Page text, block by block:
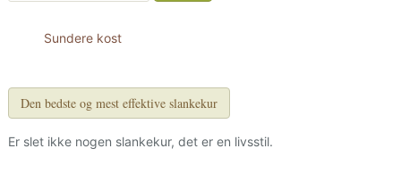
Sundere kost
Den bedste og mest effektive slankekur
Er slet ikke nogen slankekur, det er en livsstil.